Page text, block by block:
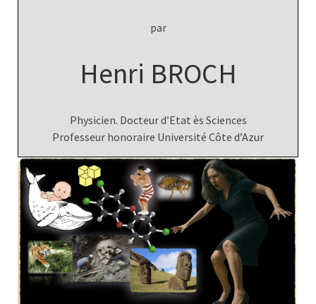
par
Henri BROCH
Physicien. Docteur d’Etat ès Sciences
Professeur honoraire Université Côte d’Azur